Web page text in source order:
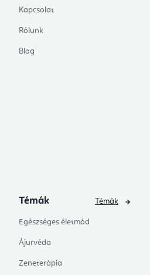
Kapcsolat
Rólunk
Blog
Témák
Egészséges életmód
Ájurvéda
Zeneterápia
Témák